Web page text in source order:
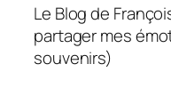
Le Blog de
partager mes
souvenirs)